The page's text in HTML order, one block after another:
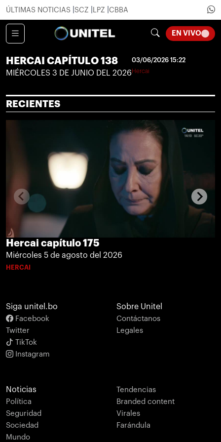
ÚLTIMAS NOTICIAS SCZ LPZ CBBA
EN VIVO
HERCAI CAPÍTULO 138
MIÉRCOLES 3 DE JUNIO DEL 2026
03/06/2026 15:22
Hercai
RECIENTES
Hercai capítulo 175
Miércoles 5 de agosto del 2026
HERCAI
Siga unitel.bo
Facebook
Twitter
TikTok
Instagram
Sobre Unitel
Contáctanos
Legales
Noticias
Política
Seguridad
Sociedad
Mundo
Tendencias
Branded content
Virales
Farándula